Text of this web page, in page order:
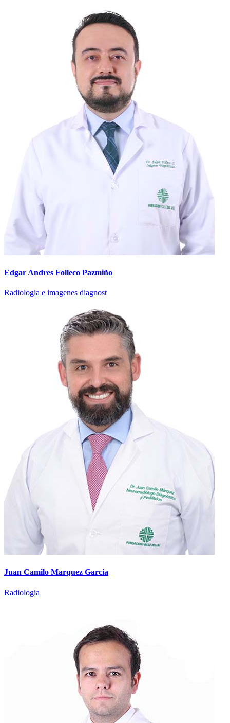
Edgar Andres Folleco Pazmiño
Radiologia e imagenes diagnost
Juan Camilo Marquez Garcia
Radiologia